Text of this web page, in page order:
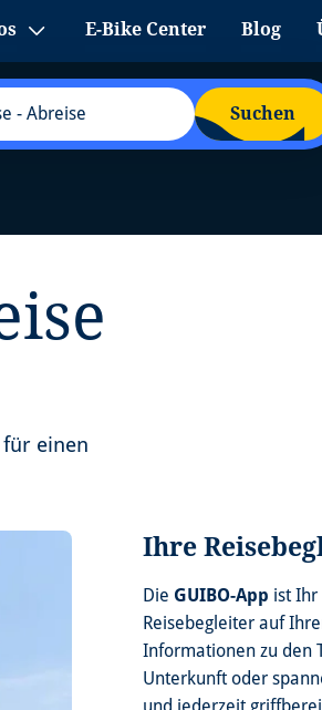
E-Bike Center Blog
- Abreise Suchen
für einen
Ihre
Die GUIBO-App ist Ihr
Reisebegleiter auf
Informationen zu den
Unterkunft oder